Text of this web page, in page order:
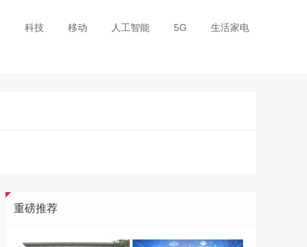
科技 移动 人工智能 5G 生活家电
重磅推荐